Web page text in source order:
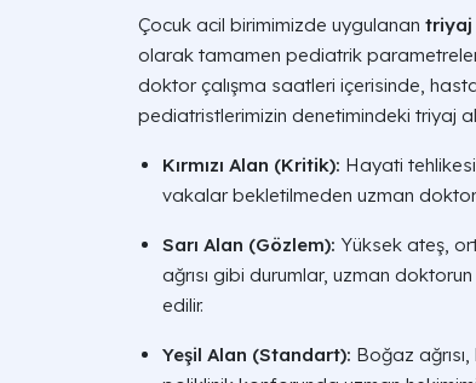
Çocuk acil birimimizde uygulanan triyaj
olarak tamamen pediatrik
doktor çalışma saatleri içerisinde,
pediatristlerimizin denetimindeki triyaj
Kırmızı Alan (Kritik): Hayati
vakalar bekletilmeden uzman
Sarı Alan (Gözlem): Yüksek ateş,
ağrısı gibi durumlar, uzman
edilir.
Yeşil Alan (Standart): Boğaz